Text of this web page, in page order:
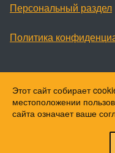
Персональный раздел
Политика
Наверх
Этот сайт собирает
местоположении
сайта означает ваше